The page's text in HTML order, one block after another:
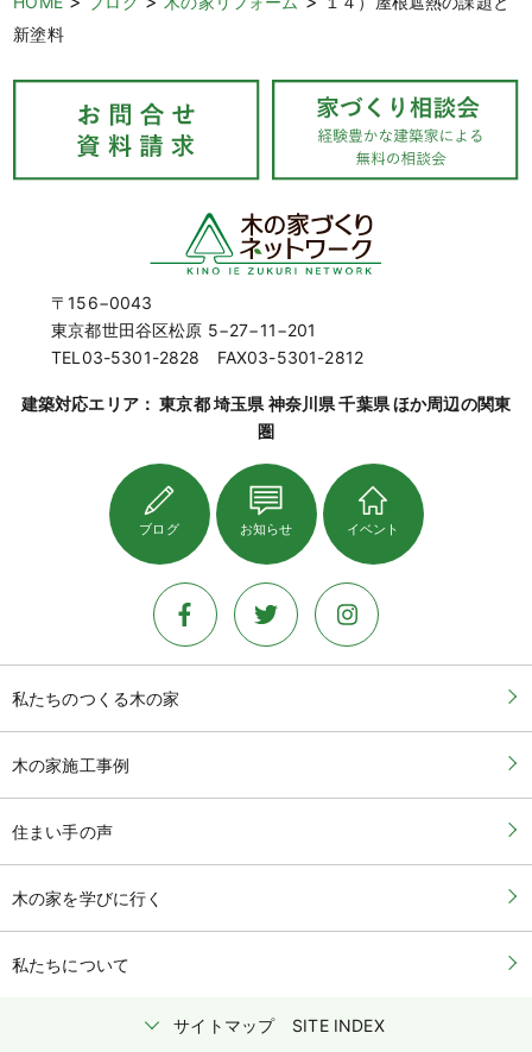
新塗料
〒156−0043
東京都世田谷区松原 5−27−11−201
TEL03-5301-2828 FAX03-5301-2812
建築対応エリア： 東京都 埼玉県 神奈川県 千葉県 ほか周辺の関東
圏
ブログ お知らせ イベント
私たちのつくる木の家
木の家施工事例
住まい手の声
木の家を学びに行く
私たちについて
サイトマップ SITE INDEX